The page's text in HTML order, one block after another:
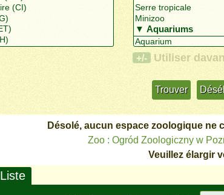
+/- Utiliser
Désolé, aucun espace zoologique
Zoo : Ogród Zoologiczny w
Veuillez élargir
Liste